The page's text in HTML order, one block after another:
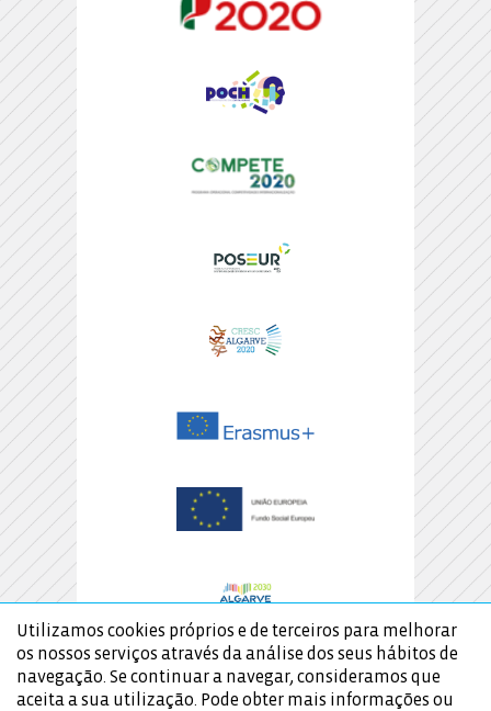
Utilizamos cookies próprios e de terceiros para melhorar
os nossos serviços através da análise dos seus hábitos de
navegação. Se continuar a navegar, consideramos que
aceita a sua utilização. Pode obter mais informações ou